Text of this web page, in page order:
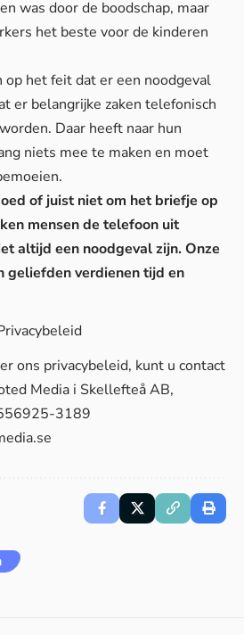
was door de boodschap, maar
het beste voor de kinderen
op het feit dat er een noodgeval
er belangrijke zaken telefonisch
Daar heeft naar hun
niets mee te maken en moet
of juist niet om het briefje op
mensen de telefoon uit
altijd een noodgeval zijn. Onze
geliefden verdienen tijd en
ons privacybeleid, kunt u contact
Media i Skellefteå AB,
3189